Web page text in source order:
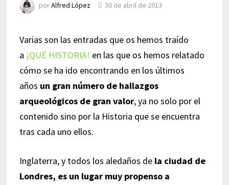
porAlfred López 30 de abril de 2013
Varias son las entradas que os hemos traído
a ¡QUÉ HISTORIA! en las que os hemos relatado
cómo se ha ido encontrando en los últimos
años un gran número de hallazgos
arqueológicos de gran valor, ya no solo por el
contenido sino por la Historia que se encuentra
tras cada uno ellos.
Inglaterra, y todos los aledaños de la ciudad de
Londres, es un lugar muy propenso a